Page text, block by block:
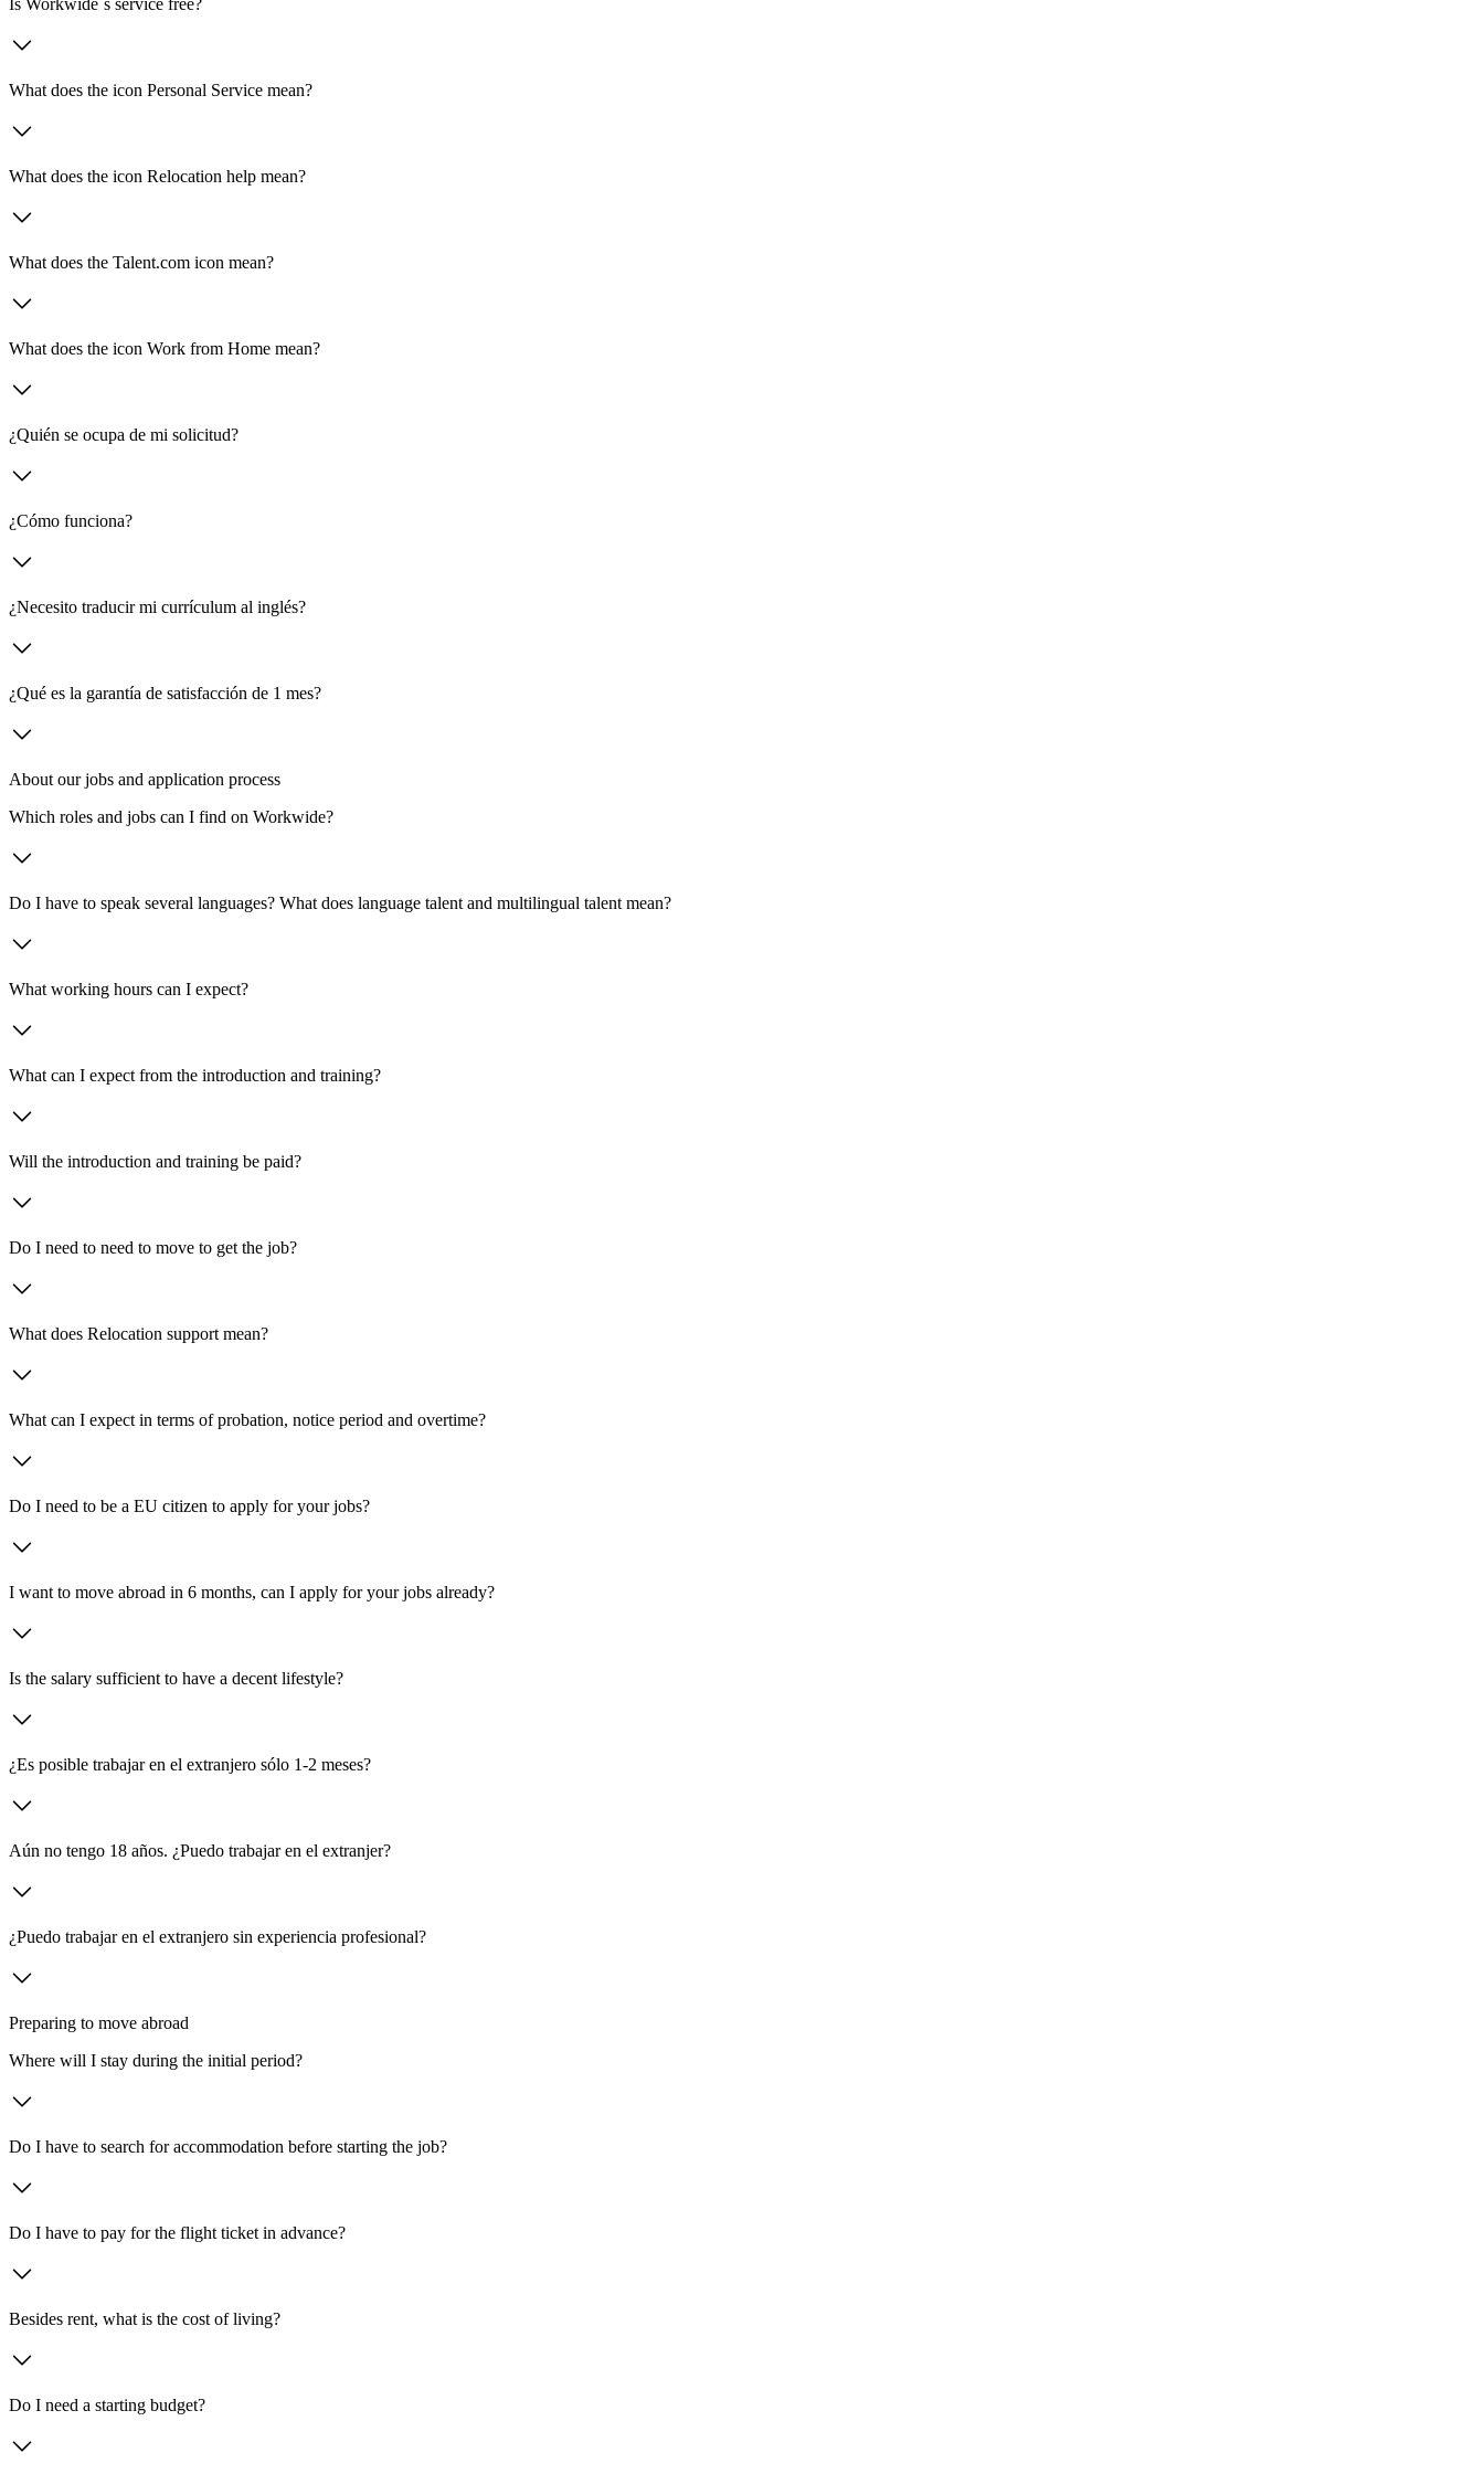
What does the icon Personal Service mean?
What does the icon Relocation help mean?
What does the Talent.com icon mean?
What does the icon Work from Home mean?
¿Quién se ocupa de mi solicitud?
¿Cómo funciona?
¿Necesito traducir mi currículum al inglés?
¿Qué es la garantía de satisfacción de 1 mes?
About our jobs and application process
Which roles and jobs can I find on Workwide?
Do I have to speak several languages? What does language talent and multilingual talent mean?
What working hours can I expect?
What can I expect from the introduction and training?
Will the introduction and training be paid?
Do I need to need to move to get the job?
What does Relocation support mean?
What can I expect in terms of probation, notice period and overtime?
Do I need to be a EU citizen to apply for your jobs?
I want to move abroad in 6 months, can I apply for your jobs already?
Is the salary sufficient to have a decent lifestyle?
¿Es posible trabajar en el extranjero sólo 1-2 meses?
Aún no tengo 18 años. ¿Puedo trabajar en el extranjer?
¿Puedo trabajar en el extranjero sin experiencia profesional?
Preparing to move abroad
Where will I stay during the initial period?
Do I have to search for accommodation before starting the job?
Do I have to pay for the flight ticket in advance?
Besides rent, what is the cost of living?
Do I need a starting budget?